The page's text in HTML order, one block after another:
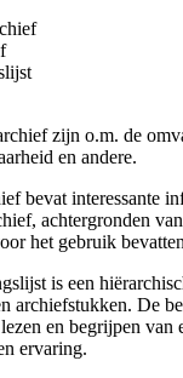
zijn o.m. de
en andere.
bevat interessante
achtergronden
het gebruik
is een
archiefstukken. De
en begrijpen van
ervaring.